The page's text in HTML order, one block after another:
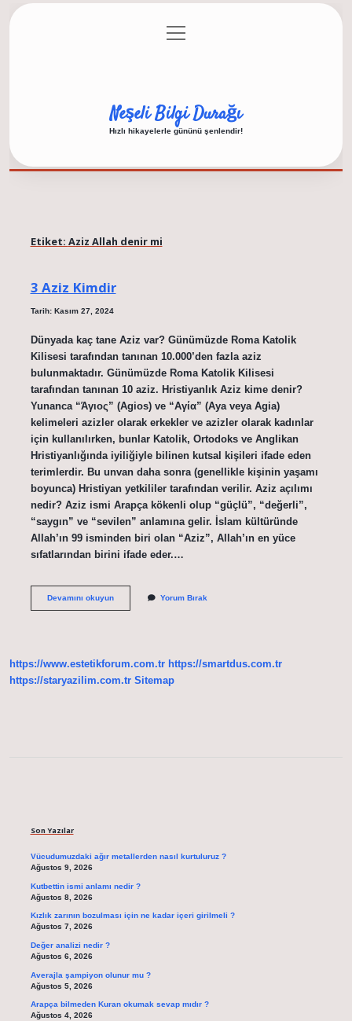
Gizlilik Politikası
menüyü
aç
Neşeli Bilgi Durağı
Hızlı hikayelerle gününü şenlendir!
Etiket: Aziz Allah denir mi
3 Aziz Kimdir
Tarih: Kasım 27, 2024
Dünyada kaç tane Aziz var? Günümüzde Roma Katolik
Kilisesi tarafından tanınan 10.000’den fazla aziz
bulunmaktadır. Günümüzde Roma Katolik Kilisesi
tarafından tanınan 10 aziz. Hristiyanlık Aziz kime denir?
Yunanca “Άγιος” (Agios) ve “Αγία” (Aya veya Agia)
kelimeleri azizler olarak erkekler ve azizler olarak kadınlar
için kullanılırken, bunlar Katolik, Ortodoks ve Anglikan
Hristiyanlığında iyiliğiyle bilinen kutsal kişileri ifade eden
terimlerdir. Bu unvan daha sonra (genellikle kişinin yaşamı
boyunca) Hristiyan yetkililer tarafından verilir. Aziz açılımı
nedir? Aziz ismi Arapça kökenli olup “güçlü”, “değerli”,
“saygın” ve “sevilen” anlamına gelir. İslam kültüründe
Allah’ın 99 isminden biri olan “Aziz”, Allah’ın en yüce
sıfatlarından birini ifade eder.…
Devamını okuyun3
Yorum Bırak
https://www.estetikforum.com.tr https://smartdus.com.tr
https://staryazilim.com.tr Sitemap
Son Yazılar
Vücudumuzdaki ağır metallerden nasıl kurtuluruz ?
Ağustos 9, 2026
Kutbettin ismi anlamı nedir ?
Ağustos 8, 2026
Kızlık zarının bozulması için ne kadar içeri girilmeli ?
Ağustos 7, 2026
Değer analizi nedir ?
Ağustos 6, 2026
Averajla şampiyon olunur mu ?
Ağustos 5, 2026
Arapça bilmeden Kuran okumak sevap mıdır ?
Ağustos 4, 2026